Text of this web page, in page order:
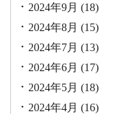
2024年9月 (18)
2024年8月 (15)
2024年7月 (13)
2024年6月 (17)
2024年5月 (18)
2024年4月 (16)